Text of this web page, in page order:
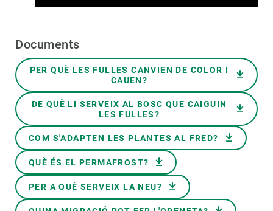
Documents
Document
PER QUÈ LES FULLES CANVIEN DE COLOR I
CAUEN?
Document
DE QUÈ LI SERVEIX AL BOSC QUE CAIGUIN
LES FULLES?
Document
COM S'ADAPTEN LES PLANTES AL FRED?
Document
QUÈ ÉS EL PERMAFROST?
Document
PER A QUÈ SERVEIX LA NEU?